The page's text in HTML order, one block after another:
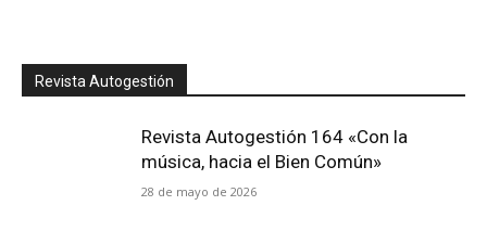
Revista Autogestión
Revista Autogestión 164 «Con la
música, hacia el Bien Común»
28 de mayo de 2026